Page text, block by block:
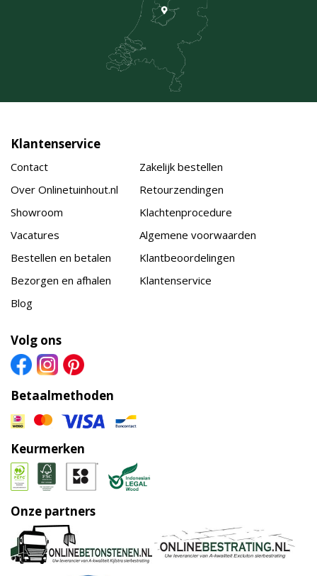
Klantenservice
Contact
Over Onlinetuinhout.nl
Showroom
Vacatures
Bestellen en betalen
Bezorgen en afhalen
Blog
Zakelijk bestellen
Retourzendingen
Klachtenprocedure
Algemene voorwaarden
Klantbeoordelingen
Klantenservice
Volg ons
Betaalmethoden
Keurmerken
Onze partners